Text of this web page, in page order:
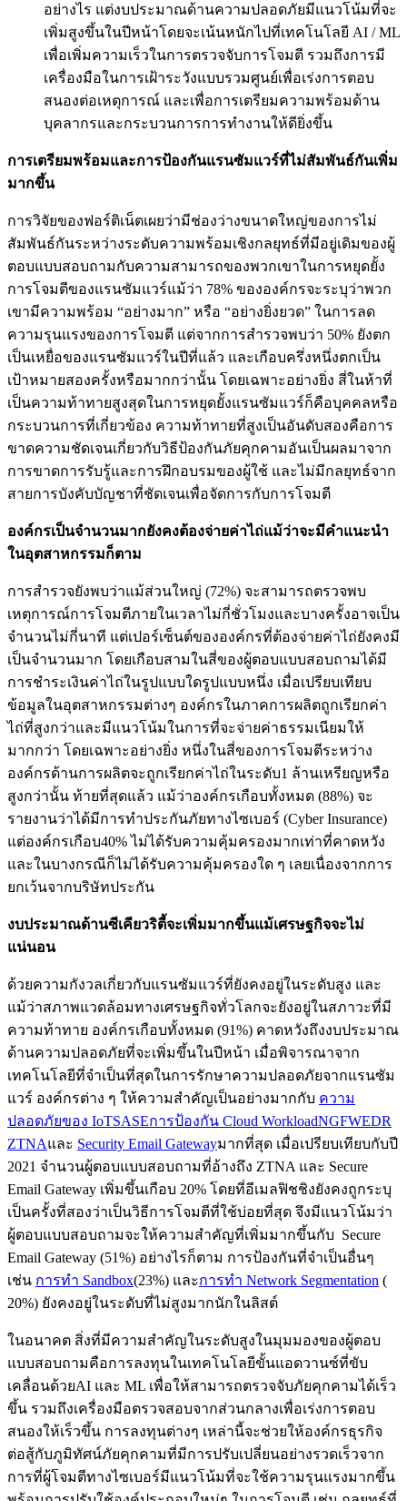
อย่างไร แต่งบประมาณด้านความปลอดภัยมีแนวโน้มที่จะ
เพิ่มสูงขึ้นในปีหน้าโดยจะเน้นหนักไปที่เทคโนโลยี AI / ML
เพื่อเพิ่มความเร็วในการตรวจจับการโจมตี รวมถึงการมี
เครื่องมือในการเฝ้าระวังแบบรวมศูนย์เพื่อเร่งการตอบ
สนองต่อเหตุการณ์ และเพื่อการเตรียมความพร้อมด้าน
บุคลากรและกระบวนการการทำงานให้ดียิ่งขึ้น
การเตรียมพร้อมและการป้องกันแรนซัมแวร์ที่ไม่สัมพันธ์กันเพิ่ม
มากขึ้น
การวิจัยของฟอร์ติเน็ตเผยว่ามีช่องว่างขนาดใหญ่ของการไม่
สัมพันธ์กันระหว่างระดับความพร้อมเชิงกลยุทธ์ที่มีอยู่เดิมของผู้
ตอบแบบสอบถามกับความสามารถของพวกเขาในการหยุดยั้ง
การโจมตีของแรนซัมแวร์แม้ว่า 78% ขององค์กรจะระบุว่าพวก
เขามีความพร้อม “อย่างมาก” หรือ “อย่างยิ่งยวด” ในการลด
ความรุนแรงของการโจมตี แต่จากการสำรวจพบว่า 50% ยังตก
เป็นเหยื่อของแรนซัมแวร์ในปีที่แล้ว และเกือบครึ่งหนึ่งตกเป็น
เป้าหมายสองครั้งหรือมากกว่านั้น โดยเฉพาะอย่างยิ่ง สี่ในห้าที่
เป็นความท้าทายสูงสุดในการหยุดยั้งแรนซัมแวร์ก็คือบุคคลหรือ
กระบวนการที่เกี่ยวข้อง ความท้าทายที่สูงเป็นอันดับสองคือการ
ขาดความชัดเจนเกี่ยวกับวิธีป้องกันภัยคุกคามอันเป็นผลมาจาก
การขาดการรับรู้และการฝึกอบรมของผู้ใช้ และไม่มีกลยุทธ์จาก
สายการบังคับบัญชาที่ชัดเจนเพื่อจัดการกับการโจมตี
องค์กรเป็นจำนวนมากยังคงต้องจ่ายค่าไถ่แม้ว่าจะมีคำแนะนำ
ในอุตสาหกรรมก็ตาม
การสำรวจยังพบว่าแม้ส่วนใหญ่ (72%) จะสามารถตรวจพบ
เหตุการณ์การโจมตีภายในเวลาไม่กี่ชั่วโมงและบางครั้งอาจเป็น
จำนวนไม่กี่นาที แต่เปอร์เซ็นต์ขององค์กรที่ต้องจ่ายค่าไถ่ยังคงมี
เป็นจำนวนมาก โดยเกือบสามในสี่ของผู้ตอบแบบสอบถามได้มี
การชำระเงินค่าไถ่ในรูปแบบใดรูปแบบหนึ่ง เมื่อเปรียบเทียบ
ข้อมูลในอุตสาหกรรมต่างๆ องค์กรในภาคการผลิตถูกเรียกค่า
ไถ่ที่สูงกว่าและมีแนวโน้มในการที่จะจ่ายค่าธรรมเนียมให้
มากกว่า โดยเฉพาะอย่างยิ่ง หนึ่งในสี่ของการโจมตีระหว่าง
องค์กรด้านการผลิตจะถูกเรียกค่าไถ่ในระดับ1 ล้านเหรียญหรือ
สูงกว่านั้น ท้ายที่สุดแล้ว แม้ว่าองค์กรเกือบทั้งหมด (88%) จะ
รายงานว่าได้มีการทำประกันภัยทางไซเบอร์ (Cyber Insurance)
แต่องค์กรเกือบ40% ไม่ได้รับความคุ้มครองมากเท่าที่คาดหวัง
และในบางกรณีก็ไม่ได้รับความคุ้มครองใด ๆ เลยเนื่องจากการ
ยกเว้นจากบริษัทประกัน
งบประมาณด้านซีเคียวริตี้จะเพิ่มมากขึ้นแม้เศรษฐกิจจะไม่
แน่นอน
ด้วยความกังวลเกี่ยวกับแรนซัมแวร์ที่ยังคงอยู่ในระดับสูง และ
แม้ว่าสภาพแวดล้อมทางเศรษฐกิจทั่วโลกจะยังอยู่ในสภาวะที่มี
ความท้าทาย องค์กรเกือบทั้งหมด (91%) คาดหวังถึงงบประมาณ
ด้านความปลอดภัยที่จะเพิ่มขึ้นในปีหน้า เมื่อพิจารณาจาก
เทคโนโลยีที่จำเป็นที่สุดในการรักษาความปลอดภัยจากแรนซัม
แวร์ องค์กรต่าง ๆ ให้ความสำคัญเป็นอย่างมากกับ ความ
ปลอดภัยของ IoTSASEการป้องกัน Cloud WorkloadNGFWEDR
ZTNAและ Security Email Gatewayมากที่สุด เมื่อเปรียบเทียบกับปี
2021 จำนวนผู้ตอบแบบสอบถามที่อ้างถึง ZTNA และ Secure
Email Gateway เพิ่มขึ้นเกือบ 20% โดยที่อีเมลฟิชชิงยังคงถูกระบุ
เป็นครั้งที่สองว่าเป็นวิธีการโจมตีที่ใช้บ่อยที่สุด จึงมีแนวโน้มว่า
ผู้ตอบแบบสอบถามจะให้ความสำคัญที่เพิ่มมากขึ้นกับ Secure
Email Gateway (51%) อย่างไรก็ตาม การป้องกันที่จำเป็นอื่นๆ
เช่น การทำ Sandbox(23%) และการทำ Network Segmentation (
20%) ยังคงอยู่ในระดับที่ไม่สูงมากนักในลิสต์
ในอนาคต สิ่งที่มีความสำคัญในระดับสูงในมุมมองของผู้ตอบ
แบบสอบถามคือการลงทุนในเทคโนโลยีขั้นแอดวานซ์ที่ขับ
เคลื่อนด้วยAI และ ML เพื่อให้สามารถตรวจจับภัยคุกคามได้เร็ว
ขึ้น รวมถึงเครื่องมือตรวจสอบจากส่วนกลางเพื่อเร่งการตอบ
สนองให้เร็วขึ้น การลงทุนต่างๆ เหล่านี้จะช่วยให้องค์กรธุรกิจ
ต่อสู้กับภูมิทัศน์ภัยคุกคามที่มีการปรับเปลี่ยนอย่างรวดเร็วจาก
การที่ผู้โจมตีทางไซเบอร์มีแนวโน้มที่จะใช้ความรุนแรงมากขึ้น